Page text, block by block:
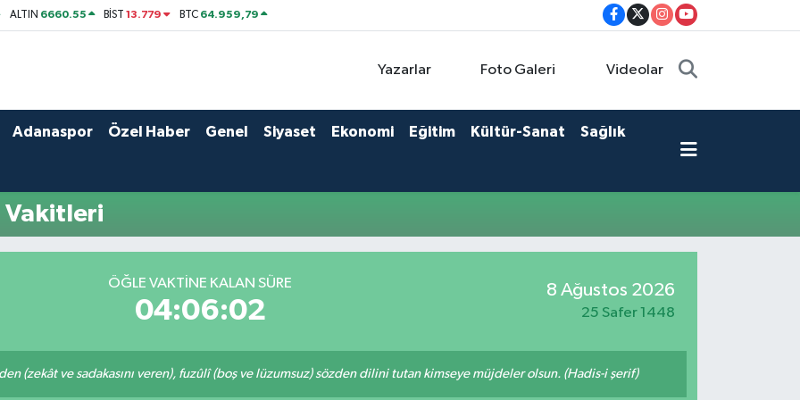
ALTIN 6660.55 BİST13.779 BTC 64.959,79
Yazarlar Foto Galeri Videolar
Adanaspor Özel Haber Genel Siyaset Ekonomi Eğitim Kültür-Sanat Sağlık
Vakitleri
ÖĞLE VAKTINE KALAN SÜRE
04:06:02
8 Ağustos 2026
25 Safer 1448
(zekât ve sadakasını veren), fuzûlî (boş ve lüzumsuz) sözden dilini tutan kimseye müjdeler olsun. (Hadis-i şerif)